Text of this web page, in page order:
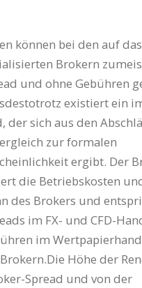
können bei den auf das
Brokern
und ohne Gebühren
existiert ein
der sich aus den
zur formalen
ergibt. Der
die Betriebskosten
des Brokers und
im FX- und CFD-
im
Höhe der
Spread und von der